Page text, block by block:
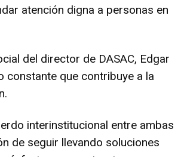
atención digna a personas en
del director de DASAC, Edgar
constante que contribuye a la
interinstitucional entre ambas
de seguir llevando soluciones